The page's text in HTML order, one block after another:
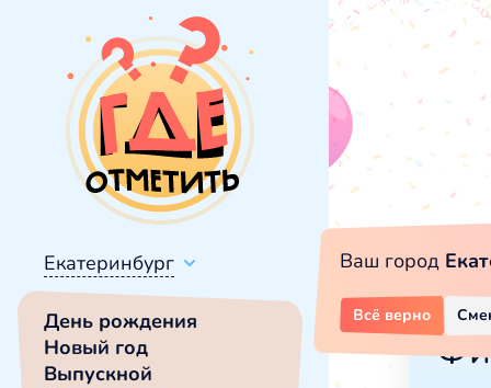
Екатеринбург
День рождения
Новый год
Выпускной
Ваш город
Всё верно